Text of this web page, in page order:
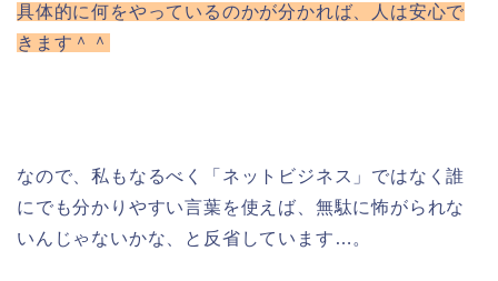
具体的に何をやっているのかが分かれば、人は安心で
きます＾＾
なので、私もなるべく「ネットビジネス」ではなく誰
にでも分かりやすい言葉を使えば、無駄に怖がられな
いんじゃないかな、と反省しています…。